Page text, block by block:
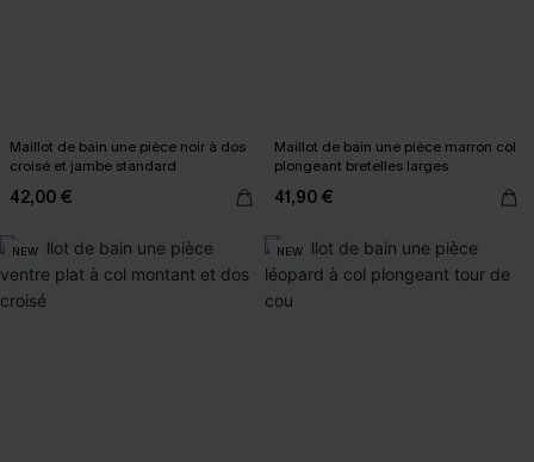
Maillot de bain une pièce noir à dos
croisé et jambe standard
42,00 €
Maillot de bain une pièce marron col
plongeant bretelles larges
41,90 €
NEW NEW